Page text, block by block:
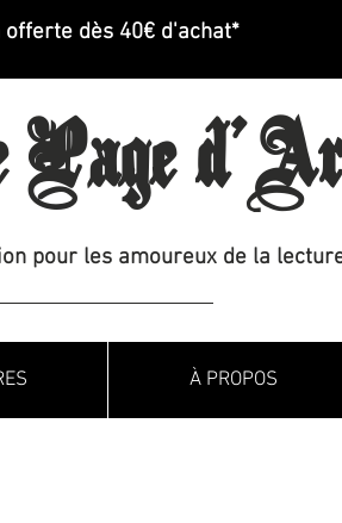
dès 40€ d'achat*
Page
pour les amoureux de la
À PROPOS